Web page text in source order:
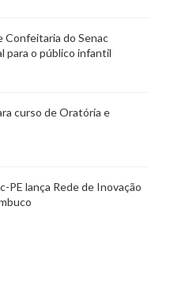
Confeitaria do Senac
para o público infantil
curso de Oratória e
PE lança Rede de Inovação